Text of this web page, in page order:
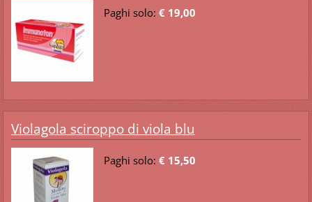
Paghi solo: € 19,00
Violagola sciroppo di viola blu
Paghi solo: € 15,50